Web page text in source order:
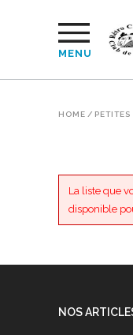
MENU
HOME /
La liste que
disponible
NOS